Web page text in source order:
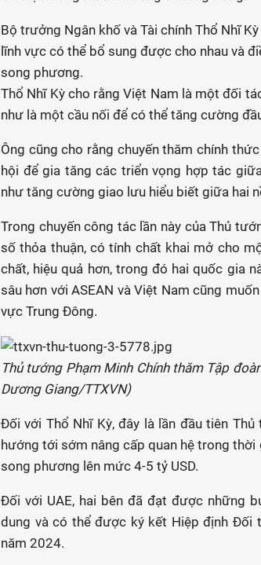
Bộ trưởng Ngân khố và Tài chính Thổ Nhĩ
lĩnh vực có thể bổ sung được cho nhau và
song phương.
Thổ Nhĩ Kỳ cho rằng Việt Nam là một đối
như là một cầu nối để có thể tăng cường
Ông cũng cho rằng chuyến thăm chính
hội để gia tăng các triển vọng hợp tác
như tăng cường giao lưu hiểu biết giữa hai
Trong chuyến công tác lần này của Thủ
số thỏa thuận, có tính chất khai mở cho
chất, hiệu quả hơn, trong đó hai quốc gia
sâu hơn với ASEAN và Việt Nam cũng
vực Trung Đông.
Thủ tướng Phạm Minh Chính thăm Tập
Dương Giang/TTXVN)
Đối với Thổ Nhĩ Kỳ, đây là lần đầu tiên
hướng tới sớm nâng cấp quan hệ trong
song phương lên mức 4-5 tỷ USD.
Đối với UAE, hai bên đã đạt được những
dung và có thể được ký kết Hiệp định Đối
năm 2024.